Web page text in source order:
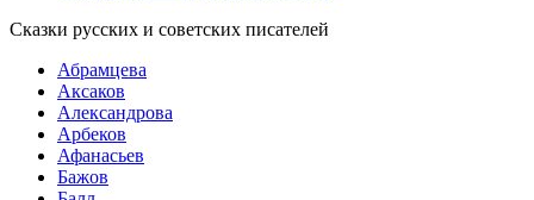
Сказки русских и советских писателей
Абрамцева
Аксаков
Александрова
Арбеков
Афанасьев
Бажов